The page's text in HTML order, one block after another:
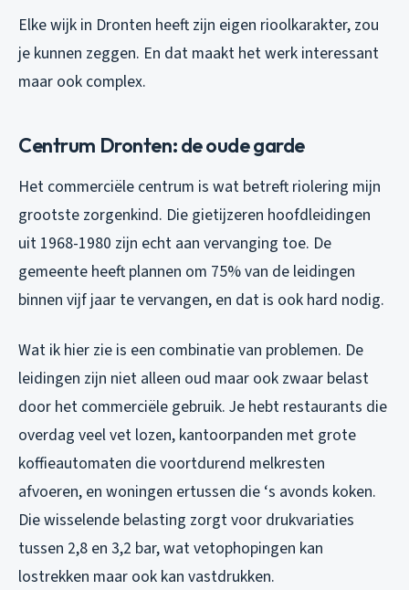
Elke wijk in Dronten heeft zijn eigen rioolkarakter, zou
je kunnen zeggen. En dat maakt het werk interessant
maar ook complex.
Centrum Dronten: de oude garde
Het commerciële centrum is wat betreft riolering mijn
grootste zorgenkind. Die gietijzeren hoofdleidingen
uit 1968-1980 zijn echt aan vervanging toe. De
gemeente heeft plannen om 75% van de leidingen
binnen vijf jaar te vervangen, en dat is ook hard nodig.
Wat ik hier zie is een combinatie van problemen. De
leidingen zijn niet alleen oud maar ook zwaar belast
door het commerciële gebruik. Je hebt restaurants die
overdag veel vet lozen, kantoorpanden met grote
koffieautomaten die voortdurend melkresten
afvoeren, en woningen ertussen die ‘s avonds koken.
Die wisselende belasting zorgt voor drukvariaties
tussen 2,8 en 3,2 bar, wat vetophopingen kan
lostrekken maar ook kan vastdrukken.